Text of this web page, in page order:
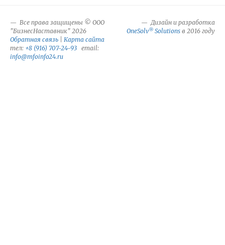
Все права защищены © ООО
"БизнесНаставник" 2026
Обратная связь
Карта сайта
тел: +8 (916) 707-24-93 email:
info@mfoinfo24.ru
Дизайн и разработка
OneSolv® Solutions в 2016 году